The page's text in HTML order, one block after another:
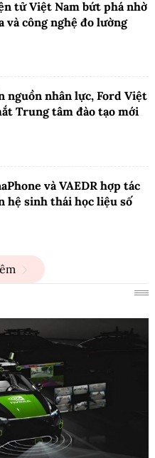
tử Việt Nam bứt phá nhờ
và công nghệ đo lường
nguồn nhân lực, Ford Việt
Trung tâm đào tạo mới
và VAEDR hợp tác
hệ sinh thái học liệu số